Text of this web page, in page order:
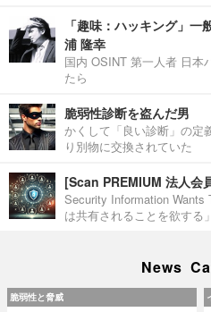
「趣味：ハッキング」
浦 隆幸
国内 OSINT 第一人者 日本
たら
脆弱性診断を盗んだ男
かくして「良い診断」の定
り別物に交換されていた
[Scan PREMIUM 法人会
Security Information Wants
は共有されることを欲する」
News
脆弱性と脅威